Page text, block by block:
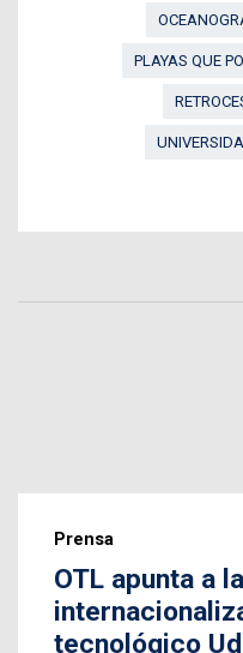
PLAYAS QUE
Prensa
OTL apunta a la
tecnológico